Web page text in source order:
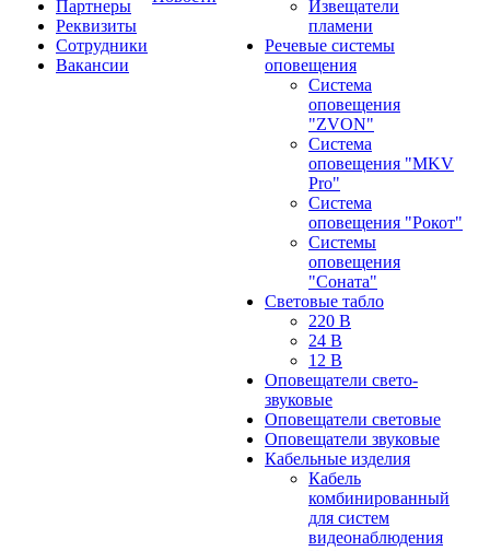
Партнеры
Реквизиты
Сотрудники
Вакансии
Извещатели
пламени
Речевые системы
оповещения
Система
оповещения
"ZVON"
Система
оповещения "MKV
Pro"
Система
оповещения "Рокот"
Системы
оповещения
"Соната"
Световые табло
220 В
24 В
12 В
Оповещатели свето-
звуковые
Оповещатели световые
Оповещатели звуковые
Кабельные изделия
Кабель
комбинированный
для систем
видеонаблюдения